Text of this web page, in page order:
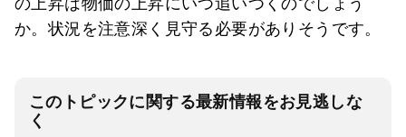
か。状況を注意深く見守る必要がありそうです。
このトピックに関する最新情報をお見逃しな
く